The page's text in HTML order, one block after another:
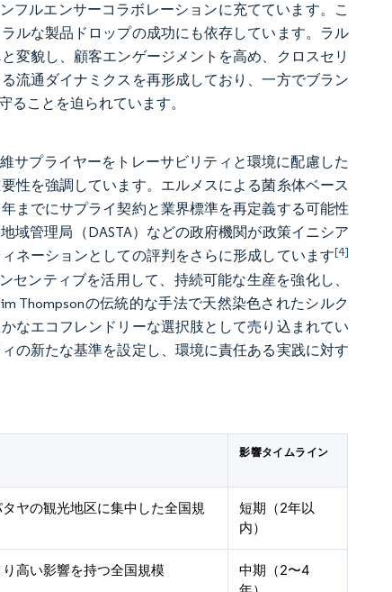
フルエンサーコラボレーションに充てています。こ
ルな製品ドロップの成功にも依存しています。ラル
変貌し、顧客エンゲージメントを高め、クロスセリ
流通ダイナミクスを再形成しており、一方でブラン
ることを迫られています。
サプライヤーをトレーサビリティと環境に配慮した
性を強調しています。エルメスによる菌糸体ベース
までにサプライ契約と業界標準を再定義する可能性
域管理局（DASTA）などの政府機関が政策イニシア
ネーションとしての評判をさらに形成しています[4]
センティブを活用して、持続可能な生産を強化し、
Thompsonの伝統的な手法で天然染色されたシルク
なエコフレンドリーな選択肢として売り込まれてい
の新たな基準を設定し、環境に責任ある実践に対す
影響タイムライン
ヤの観光地区に集中した全国規
短期（2年以
内）
高い影響を持つ全国規模
中期（2〜4